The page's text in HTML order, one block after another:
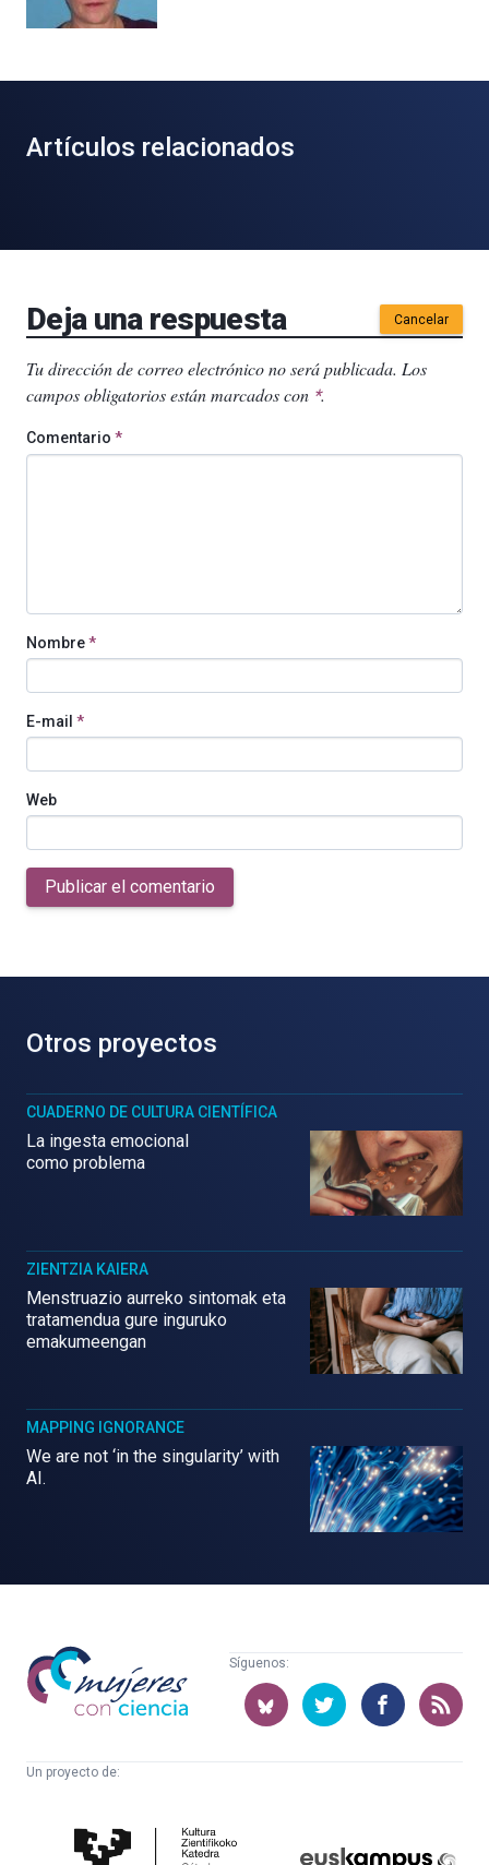
Artículos relacionados
Deja una respuesta Cancelar
Tu dirección de correo electrónico no será publicada. Los
campos obligatorios están marcados con *.
Comentario *
Nombre*
E-mail *
Web
Publicar el comentario
Otros proyectos
CUADERNO DE CULTURA CIENTÍFICA
La ingesta emocional
como problema
ZIENTZIA KAIERA
Menstruazio aurreko sintomak eta
tratamendua gure inguruko
emakumeengan
MAPPING IGNORANCE
We are not ‘in the singularity’ with
AI.
Mujeres
con
ciencia
Síguenos:
Un proyecto de:
Cultura